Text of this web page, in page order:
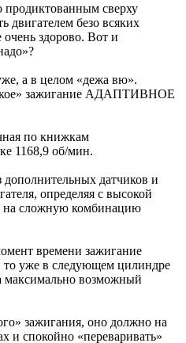
продиктованным сверху
двигателем безо всяких
здорово. Вот и
а в целом «дежа вю».
зажигание АДАПТИВНОЕ
по книжкам
1168,9 об/мин.
дополнительных датчиков и
определяя с высокой
на сложную комбинацию
времени зажигание
то уже в следующем цилиндре
максимально возможный
зажигания, оно должно на
и спокойно «переваривать»